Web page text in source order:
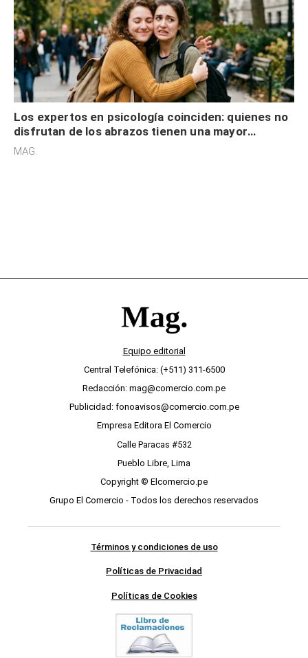
Los expertos en psicología coinciden: quienes no
disfrutan de los abrazos tienen una mayor
sensibilidad a los estímulos físicos y no es por
MAG.
Equipo editorial
Central Telefónica: (+511) 311-6500
Redacción: mag@comercio.com.pe
Publicidad: fonoavisos@comercio.com.pe
Empresa Editora El Comercio
Calle Paracas #532
Pueblo Libre, Lima
Copyright © Elcomercio.pe
Grupo El Comercio - Todos los derechos reservados
Términos y condiciones de uso
Políticas de Privacidad
Políticas de Cookies